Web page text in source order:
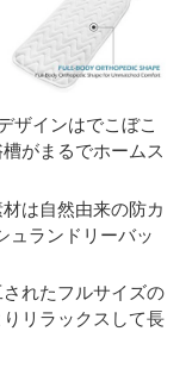
ザインはでこぼこ
がまるでホームス
は自然由来の防カ
ュランドリーバッ
れたフルサイズの
リラックスして長